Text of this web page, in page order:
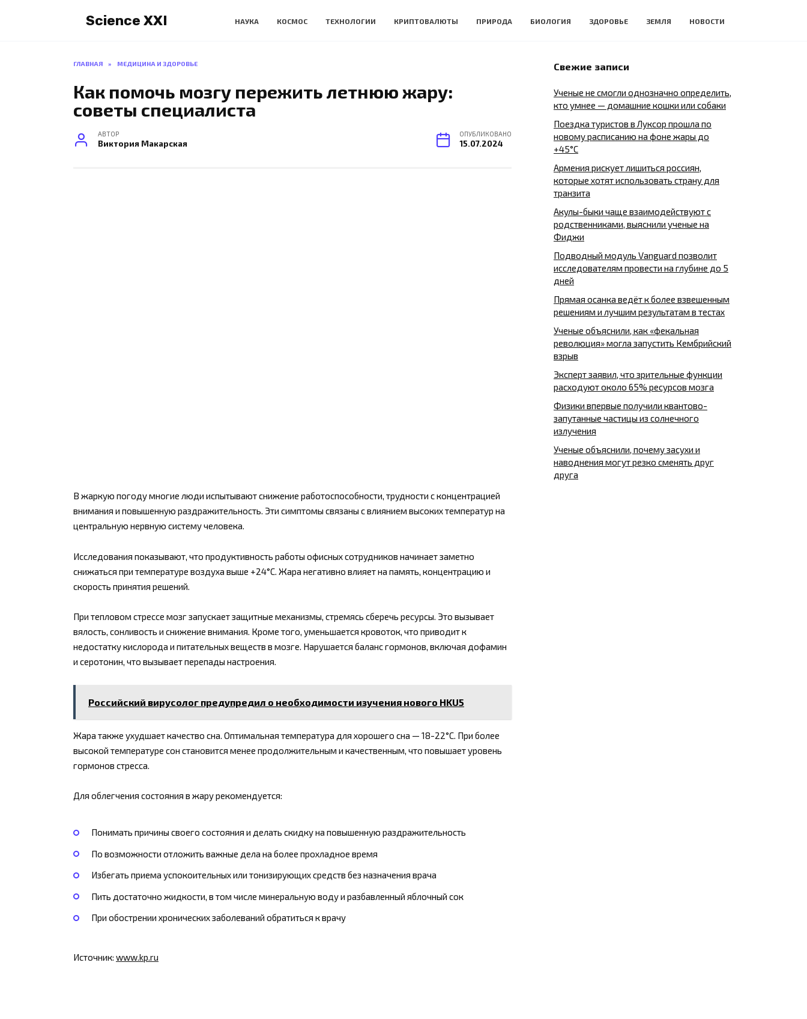
Science XXI НАУКА КОСМОС ТЕХНОЛОГИИ КРИПТОВАЛЮТЫ ПРИРОДА БИОЛОГИЯ ЗДОРОВЬЕ ЗЕМЛЯ НОВОСТИ
ГЛАВНАЯ » МЕДИЦИНА И ЗДОРОВЬЕ
Как помочь мозгу пережить летнюю жару:
советы специалиста
АВТОР
Виктория Макарская
ОПУБЛИКОВАНО
15.07.2024
В жаркую погоду многие люди испытывают снижение работоспособности, трудности с концентрацией
внимания и повышенную раздражительность. Эти симптомы связаны с влиянием высоких температур на
центральную нервную систему человека.
Исследования показывают, что продуктивность работы офисных сотрудников начинает заметно
снижаться при температуре воздуха выше +24°C. Жара негативно влияет на память, концентрацию и
скорость принятия решений.
При тепловом стрессе мозг запускает защитные механизмы, стремясь сберечь ресурсы. Это вызывает
вялость, сонливость и снижение внимания. Кроме того, уменьшается кровоток, что приводит к
недостатку кислорода и питательных веществ в мозге. Нарушается баланс гормонов, включая дофамин
и серотонин, что вызывает перепады настроения.
Российский вирусолог предупредил о необходимости изучения нового HKU5
Жара также ухудшает качество сна. Оптимальная температура для хорошего сна — 18-22°C. При более
высокой температуре сон становится менее продолжительным и качественным, что повышает уровень
гормонов стресса.
Для облегчения состояния в жару рекомендуется:
Понимать причины своего состояния и делать скидку на повышенную раздражительность
По возможности отложить важные дела на более прохладное время
Избегать приема успокоительных или тонизирующих средств без назначения врача
Пить достаточно жидкости, в том числе минеральную воду и разбавленный яблочный сок
При обострении хронических заболеваний обратиться к врачу
Источник: www.kp.ru
Свежие записи
Ученые не смогли однозначно определить,
кто умнее — домашние кошки или собаки
Поездка туристов в Луксор прошла по
новому расписанию на фоне жары до
+45°C
Армения рискует лишиться россиян,
которые хотят использовать страну для
транзита
Акулы-быки чаще взаимодействуют с
родственниками, выяснили ученые на
Фиджи
Подводный модуль Vanguard позволит
исследователям провести на глубине до 5
дней
Прямая осанка ведёт к более взвешенным
решениям и лучшим результатам в тестах
Ученые объяснили, как «фекальная
революция» могла запустить Кембрийский
взрыв
Эксперт заявил, что зрительные функции
расходуют около 65% ресурсов мозга
Физики впервые получили квантово-
запутанные частицы из солнечного
излучения
Ученые объяснили, почему засухи и
наводнения могут резко сменять друг
друга